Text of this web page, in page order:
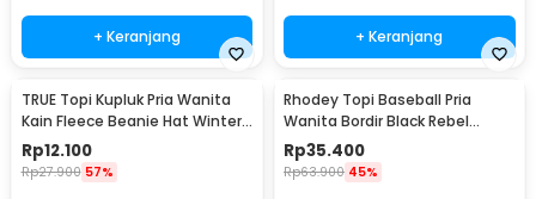
+ Keranjang + Keranjang
TRUE Topi Kupluk Pria Wanita
Kain Fleece Beanie Hat Winter
- EC003
Rp12.100
Rp27.900 57%
Rhodey Topi Baseball Pria
Wanita Bordir Black Rebel
Katun Cap - MZ004
Rp35.400
Rp63.900 45%